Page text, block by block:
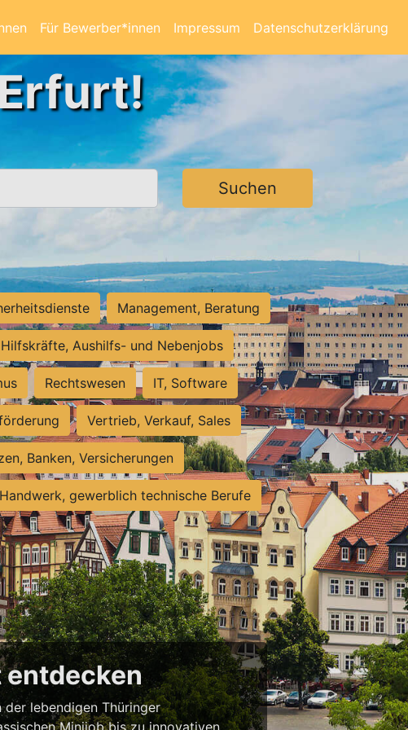
Für Bewerber*innen Impressum Datenschutzerklärung
Suchen
Management, Beratung
Hilfskräfte, Aushilfs- und Nebenjobs
Rechtswesen IT, Software
Vertrieb, Verkauf, Sales
Banken, Versicherungen
Handwerk, gewerblich technische Berufe
lebendigen Thüringer